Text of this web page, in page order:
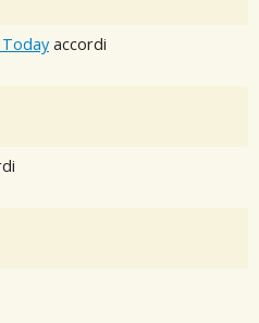
Today accordi